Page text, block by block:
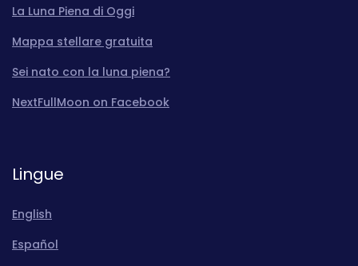
La Luna Piena di Oggi
Mappa stellare gratuita
Sei nato con la luna piena?
NextFullMoon on Facebook
Lingue
English
Español